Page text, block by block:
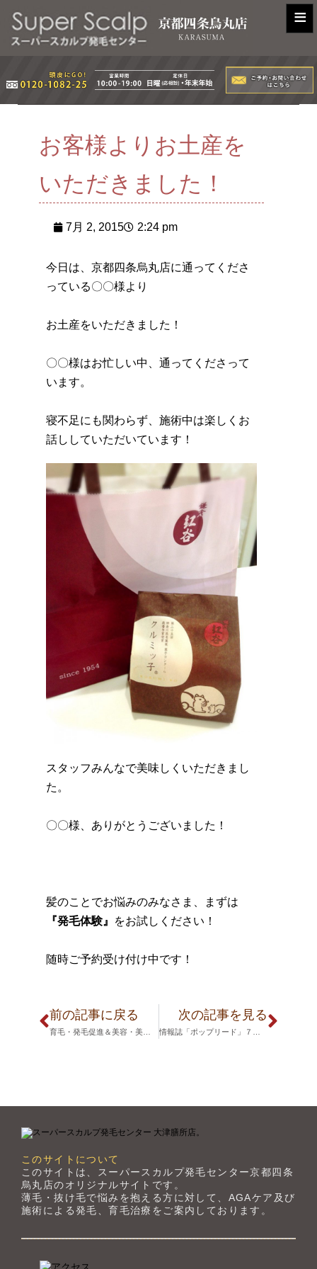
≡
お客様よりお土産を
いただきました！
7月 2, 2015 2:24 pm
今日は、京都四条烏丸店に通ってくださ
っている〇〇様より
お土産をいただきました！
〇〇様はお忙しい中、通ってくださって
います。
寝不足にも関わらず、施術中は楽しくお
話ししていただいています！
スタッフみんなで美味しくいただきまし
た。
〇〇様、ありがとうございました！
髪のことでお悩みのみなさま、まずは
『発毛体験』
をお試しください！
随時ご予約受け付け中です！
前の記事に戻る 次の記事を見る
このサイトについて
このサイトは、スーパースカルプ発毛センター京都四条
烏丸店のオリジナルサイトです。
薄毛・抜け毛で悩みを抱える方に対して、AGAケア及び
施術による発毛、育毛治療をご案内しております。